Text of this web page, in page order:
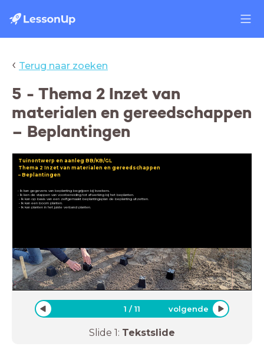
‹ Terug naar zoeken
5 - Thema 2 Inzet van
materialen en gereedschappen
– Beplantingen
Tuinontwerp en aanleg BB/KB/GL
Thema 2 Inzet van materialen en gereedschappen
– Beplantingen
• Ik kan gegevens van beplanting begrijpen bij kwekers.
• Ik ken de stappen van voorbereiding tot afwerking bij het beplanten.
• Ik kan op basis van een zelfgemaakt beplantingsplan de beplanting uitzetten.
• Ik kan een boom planten.
• Ik kan planten in het juiste verband planten.
1 /11 volgende
Slide 1: Tekstslide